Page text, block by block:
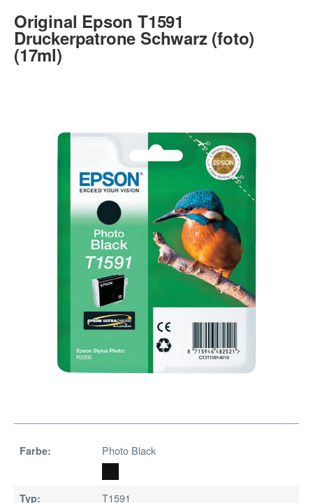
Original Epson T1591
Druckerpatrone Schwarz (foto)
(17ml)
Farbe: Photo Black
Typ: T1591